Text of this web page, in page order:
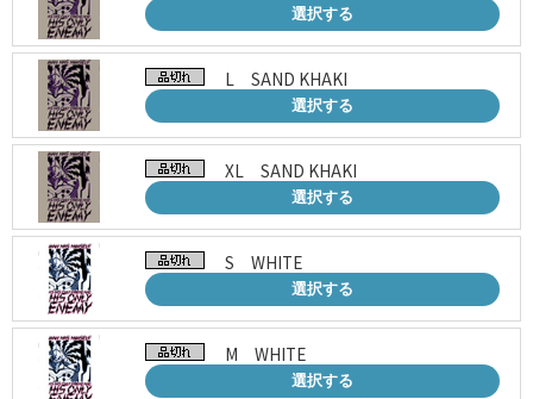
選択する
L SAND KHAKI
選択する
XL SAND KHAKI
選択する
S WHITE
選択する
M WHITE
選択する